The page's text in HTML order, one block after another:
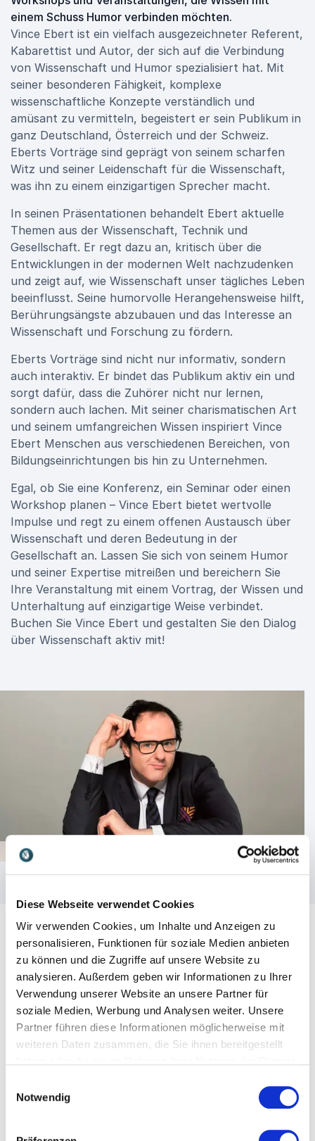
Diese Webseite verwendet Cookies
Wir verwenden Cookies, um Inhalte und Anzeigen zu
personalisieren, Funktionen für soziale Medien anbieten
zu können und die Zugriffe auf unsere Website zu
analysieren. Außerdem geben wir Informationen zu Ihrer
Verwendung unserer Website an unsere Partner für
soziale Medien, Werbung und Analysen weiter. Unsere
Partner führen diese Informationen möglicherweise mit
weiteren Daten zusammen, die Sie ihnen bereitgestellt
Notwendig
einem Schuss Humor verbinden möchten.
Vince Ebert ist ein vielfach ausgezeichneter Referent,
Kabarettist und Autor, der sich auf die Verbindung
von Wissenschaft und Humor spezialisiert hat. Mit
seiner besonderen Fähigkeit, komplexe
wissenschaftliche Konzepte verständlich und
amüsant zu vermitteln, begeistert er sein Publikum in
ganz Deutschland, Österreich und der Schweiz.
Eberts Vorträge sind geprägt von seinem scharfen
Witz und seiner Leidenschaft für die Wissenschaft,
was ihn zu einem einzigartigen Sprecher macht.
In seinen Präsentationen behandelt Ebert aktuelle
Themen aus der Wissenschaft, Technik und
Gesellschaft. Er regt dazu an, kritisch über die
Entwicklungen in der modernen Welt nachzudenken
und zeigt auf, wie Wissenschaft unser tägliches Leben
beeinflusst. Seine humorvolle Herangehensweise hilft,
Berührungsängste abzubauen und das Interesse an
Wissenschaft und Forschung zu fördern.
Eberts Vorträge sind nicht nur informativ, sondern
auch interaktiv. Er bindet das Publikum aktiv ein und
sorgt dafür, dass die Zuhörer nicht nur lernen,
sondern auch lachen. Mit seiner charismatischen Art
und seinem umfangreichen Wissen inspiriert Vince
Ebert Menschen aus verschiedenen Bereichen, von
Bildungseinrichtungen bis hin zu Unternehmen.
Egal, ob Sie eine Konferenz, ein Seminar oder einen
Workshop planen – Vince Ebert bietet wertvolle
Impulse und regt zu einem offenen Austausch über
Wissenschaft und deren Bedeutung in der
Gesellschaft an. Lassen Sie sich von seinem Humor
und seiner Expertise mitreißen und bereichern Sie
Ihre Veranstaltung mit einem Vortrag, der Wissen und
Unterhaltung auf einzigartige Weise verbindet.
Buchen Sie Vince Ebert und gestalten Sie den Dialog
über Wissenschaft aktiv mit!
Kundenbewertungen
-160 Jahre technische Innovationen für das Gas- und
Wasserfach" aufgenommen. Auftritt, Inhalte, Länge,
bereichert. Von unseren Teilnehmern kam auch nur